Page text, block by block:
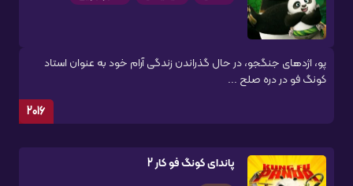
پو، اژدهای جنگجو، در حال گذراندن زندگی آرام خود به عنوان استاد
کونگ فو در دره صلح ...
2016
پاندای کونگ فو کار 2